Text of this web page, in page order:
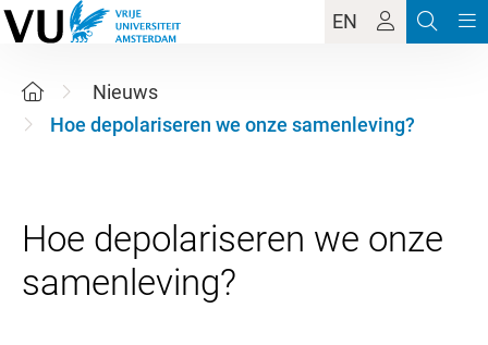
EN
Nieuws
Hoe depolariseren we onze samenleving?
Hoe depolariseren we onze